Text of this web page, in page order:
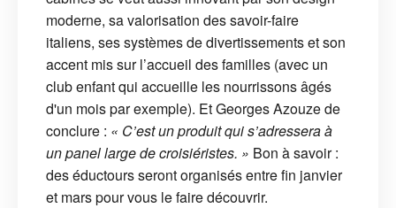
moderne, sa valorisation des savoir-faire
italiens, ses systèmes de divertissements et son
accent mis sur l’accueil des familles (avec un
club enfant qui accueille les nourrissons âgés
d'un mois par exemple). Et Georges Azouze de
conclure : « C’est un produit qui s’adressera à
un panel large de croisiéristes. » Bon à savoir :
des éductours seront organisés entre fin janvier
et mars pour vous le faire découvrir.